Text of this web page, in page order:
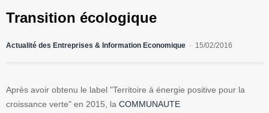
Transition écologique
Actualité des Entreprises & Information Economique 15/02/2016
Après avoir obtenu le label "Territoire à énergie positive pour la
croissance verte" en 2015, la COMMUNAUTE